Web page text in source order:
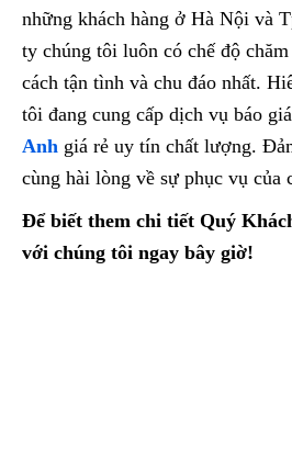
những khách hàng ở Hà Nội và
ty chúng tôi luôn có chế độ
cách tận tình và chu đáo nhất.
tôi đang cung cấp dịch vụ báo giá
Anh giá rẻ uy tín chất lượng.
cùng hài lòng về sự phục vụ của
Để biết them chi tiết Quý
với chúng tôi ngay bây giờ!